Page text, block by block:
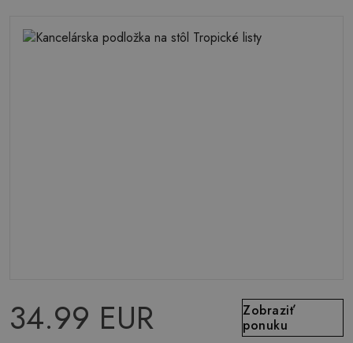
34.99 EUR
Zobraziť
ponuku